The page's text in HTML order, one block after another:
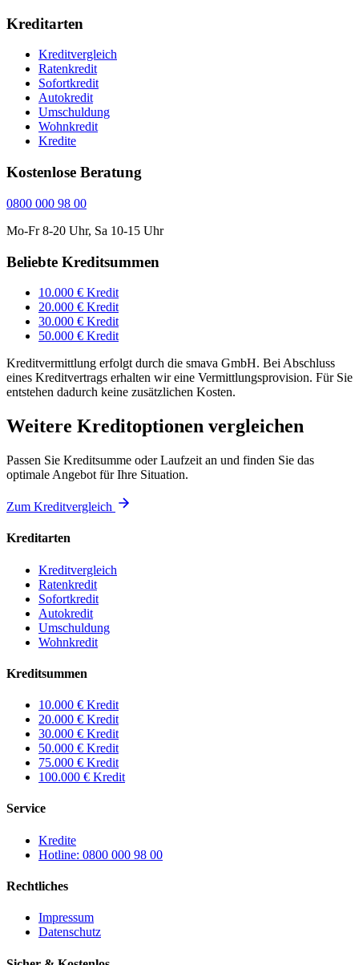
Kreditarten
Kreditvergleich
Ratenkredit
Sofortkredit
Autokredit
Umschuldung
Wohnkredit
Kredite
Kostenlose Beratung
0800 000 98 00
Mo-Fr 8-20 Uhr, Sa 10-15 Uhr
Beliebte Kreditsummen
10.000 € Kredit
20.000 € Kredit
30.000 € Kredit
50.000 € Kredit
Kreditvermittlung erfolgt durch die smava GmbH. Bei Abschluss
eines Kreditvertrags erhalten wir eine Vermittlungsprovision. Für Sie
entstehen dadurch keine zusätzlichen Kosten.
Weitere Kreditoptionen vergleichen
Passen Sie Kreditsumme oder Laufzeit an und finden Sie das
optimale Angebot für Ihre Situation.
Zum Kreditvergleich
Kreditarten
Kreditvergleich
Ratenkredit
Sofortkredit
Autokredit
Umschuldung
Wohnkredit
Kreditsummen
10.000 € Kredit
20.000 € Kredit
30.000 € Kredit
50.000 € Kredit
75.000 € Kredit
100.000 € Kredit
Service
Kredite
Hotline: 0800 000 98 00
Rechtliches
Impressum
Datenschutz